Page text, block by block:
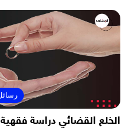
الخلع القضائي دراسة